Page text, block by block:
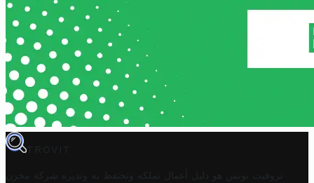
TROVIT
تروفيت تونس هو دليل أعمال تملكه وتحتفظ به وتديره
شركة مخزن